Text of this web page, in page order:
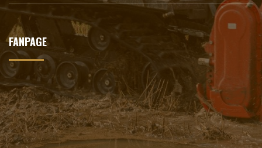
FANPAGE